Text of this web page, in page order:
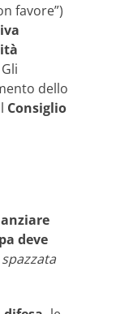
favore”)
dello
Consiglio
deve